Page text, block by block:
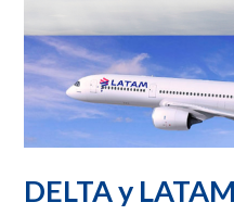
DELTA y